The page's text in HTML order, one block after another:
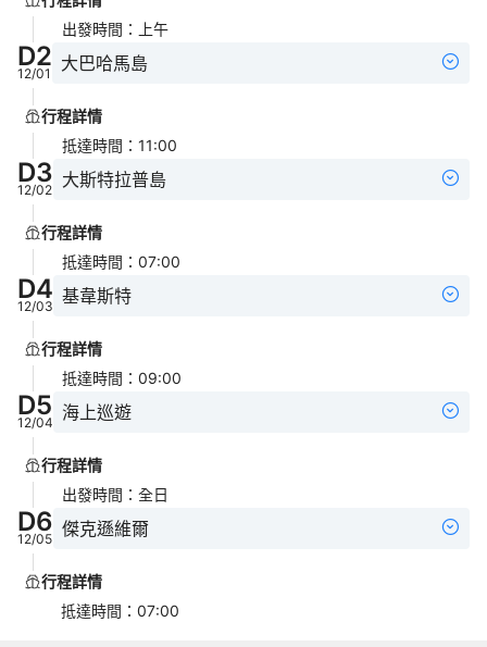
出發時間 ： 上午
D2
12/01 大巴哈馬島
行程詳情
抵達時間 ： 11:00
D3
12/02 大斯特拉普島
行程詳情
抵達時間 ： 07:00
D4
12/03 基韋斯特
行程詳情
抵達時間 ： 09:00
D5
12/04 海上巡遊
行程詳情
出發時間 ： 全日
D6
12/05 傑克遜維爾
行程詳情
抵達時間 ： 07:00